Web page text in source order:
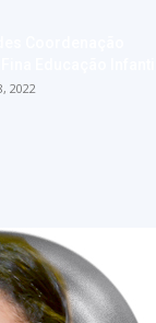
2022